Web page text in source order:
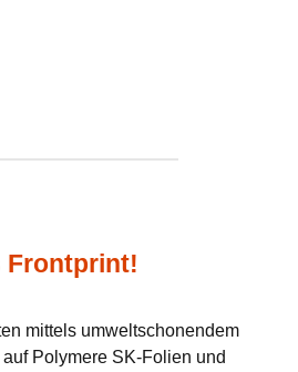
Frontprint!
mittels umweltschonendem
Polymere SK-Folien und